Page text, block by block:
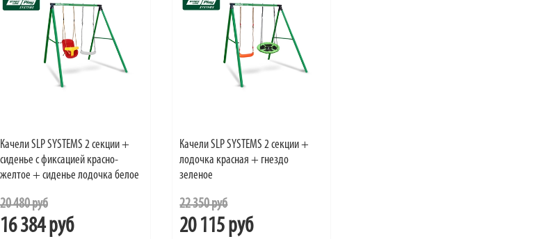
Качели SLP SYSTEMS 2 секции +
сиденье с фиксацией красно-
желтое + сиденье лодочка белое
20 480 руб
16 384 руб
Качели SLP SYSTEMS 2 секции +
лодочка красная + гнездо
зеленое
22 350 руб
20 115 руб